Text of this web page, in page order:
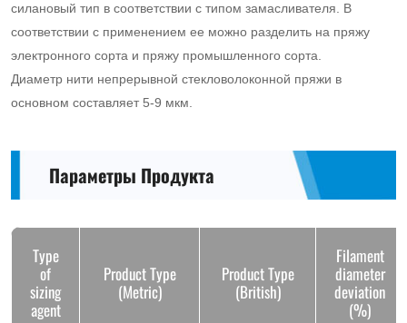
силановый тип в соответствии с типом замасливателя. В
соответствии с применением ее можно разделить на пряжу
электронного сорта и пряжу промышленного сорта.
Диаметр нити непрерывной стекловолоконной пряжи в
основном составляет 5-9 мкм.
Параметры Продукта
Type
of
sizing
agent
Product Type
(Metric)
Product Type
(British)
Filament
diameter
deviation
(%)